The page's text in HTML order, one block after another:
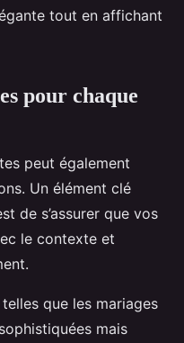
tout en affichant
pour chaque
peut également
Un élément clé
de s’assurer que vos
le contexte et
que les mariages
mais